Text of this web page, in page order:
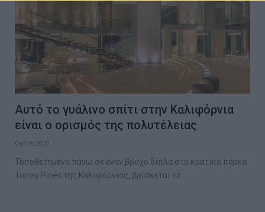
Αυτό το γυάλινο σπίτι στην Καλιφόρνια
είναι ο ορισμός της πολυτέλειας
06/09/2020
Τοποθετημένο πάνω σε έναν βράχο δίπλα στο κρατικό πάρκο
Torrey Pines της Καλιφόρνιας, βρίσκεται το…